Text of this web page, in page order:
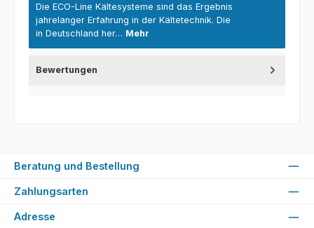
Die ECO-Line Kältesysteme sind das Ergebnis
jahrelanger Erfahrung in der Kältetechnik. Die
in Deutschland her… Mehr
Bewertungen
Beratung und Bestellung
Zahlungsarten
Adresse